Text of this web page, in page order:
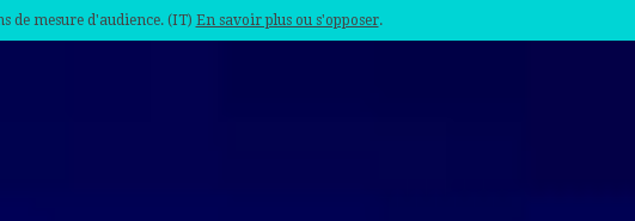
de mesure d'audience. (IT) En savoir plus ou s'opposer.